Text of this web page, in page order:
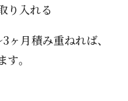
り入れる
ヶ月積み重ねれば、
。